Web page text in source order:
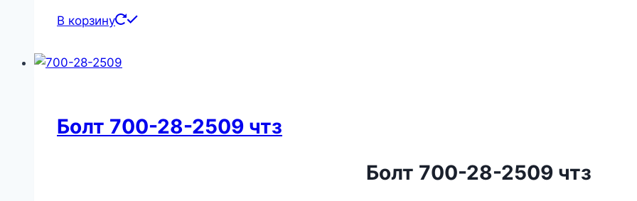
В корзину
Болт 700-28-2509 чтз
Болт 700-28-2509 чтз